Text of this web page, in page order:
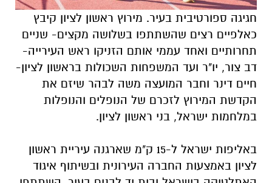
חגיגה ספורטיבית בעיר. מירוץ ראשון לציון קיבץ
כאלפיים רצים שהשתתפו בשלושה מקצים- שניים
תחרותיים ואחד עממי אותם הזניקו ראש העירייה-
דב צור, יו"ר ועד המשפחות השכולות בראשון לציון-
חיים דינר וחבר המועצה משה לבהר שיזם את
הקדשת המירוץ לזכרם של הנופלים והנופלות
במלחמות ישראל, בני ראשון לציון.
באליפות ישראל ל-15 ק"מ שארגנה עיריית ראשון
לציון באמצעות החברה העירונית ובשיתוף איגוד